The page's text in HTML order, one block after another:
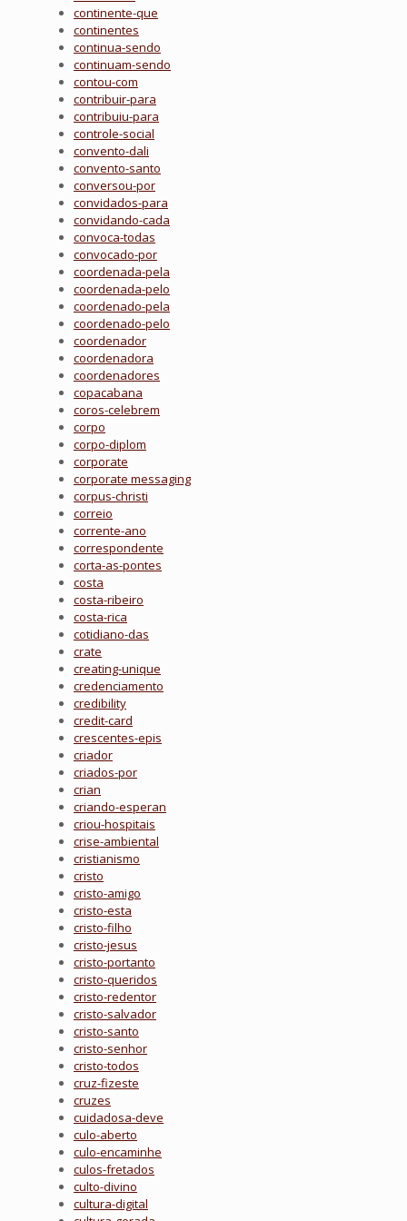
continente-que
continentes
continua-sendo
continuam-sendo
contou-com
contribuir-para
contribuiu-para
controle-social
convento-dali
convento-santo
conversou-por
convidados-para
convidando-cada
convoca-todas
convocado-por
coordenada-pela
coordenada-pelo
coordenado-pela
coordenado-pelo
coordenador
coordenadora
coordenadores
copacabana
coros-celebrem
corpo
corpo-diplom
corporate
corporate messaging
corpus-christi
correio
corrente-ano
correspondente
corta-as-pontes
costa
costa-ribeiro
costa-rica
cotidiano-das
crate
creating-unique
credenciamento
credibility
credit-card
crescentes-epis
criador
criados-por
crian
criando-esperan
criou-hospitais
crise-ambiental
cristianismo
cristo
cristo-amigo
cristo-esta
cristo-filho
cristo-jesus
cristo-portanto
cristo-queridos
cristo-redentor
cristo-salvador
cristo-santo
cristo-senhor
cristo-todos
cruz-fizeste
cruzes
cuidadosa-deve
culo-aberto
culo-encaminhe
culos-fretados
culto-divino
cultura-digital